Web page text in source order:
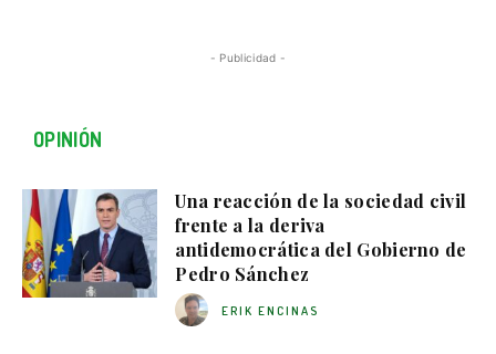
- Publicidad -
OPINIÓN
Una reacción de la sociedad civil
frente a la deriva
antidemocrática del Gobierno de
Pedro Sánchez
ERIK ENCINAS